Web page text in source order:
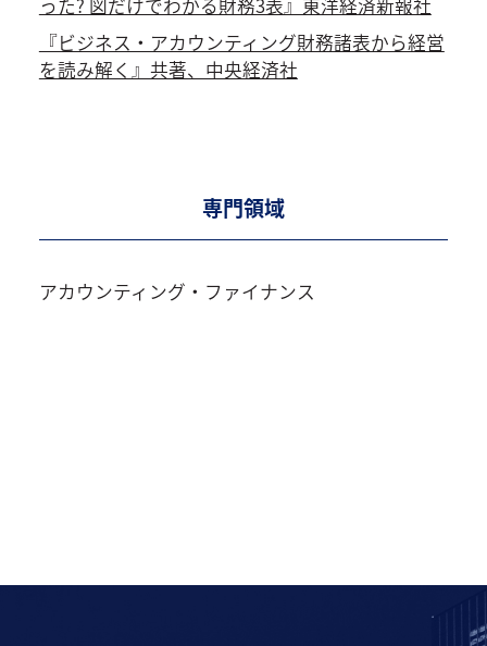
った? 図だけでわかる財務3表』東洋経済新報社
『ビジネス・アカウンティング財務諸表から経営
を読み解く』共著、中央経済社
専門領域
アカウンティング・ファイナンス